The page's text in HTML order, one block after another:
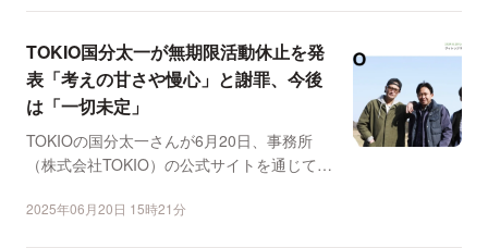
TOKIO国分太一が無期限活動休止を発
表「考えの甘さや慢心」と謝罪、今後
は「一切未定」
TOKIOの国分太一さんが6月20日、事務所
（株式会社TOKIO）の公式サイトを通じて活
2025年06月20日 15時21分